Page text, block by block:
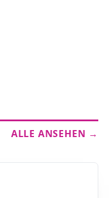
ALLE ANSEHEN →